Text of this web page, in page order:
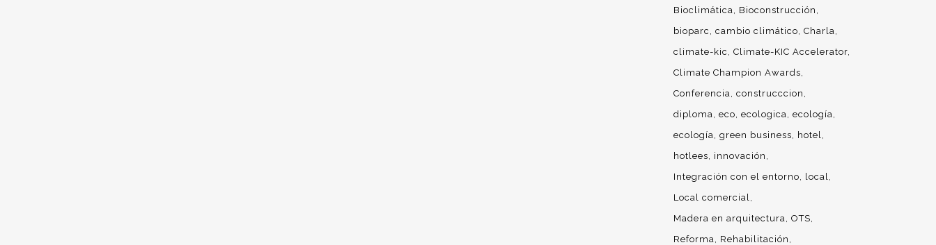
Bioclimática
Bioconstrucción
bioparc
cambio climático Charla
climate-kic
Climate-KIC Accelerator
Climate Champion Awards
Conferencia construcccion
diploma eco ecologica ecología
ecología green business
hotel
hotlees
innovación
Integración con el entorno
local
Local comercial
Madera en arquitectura OTS
Reforma
Rehabilitación